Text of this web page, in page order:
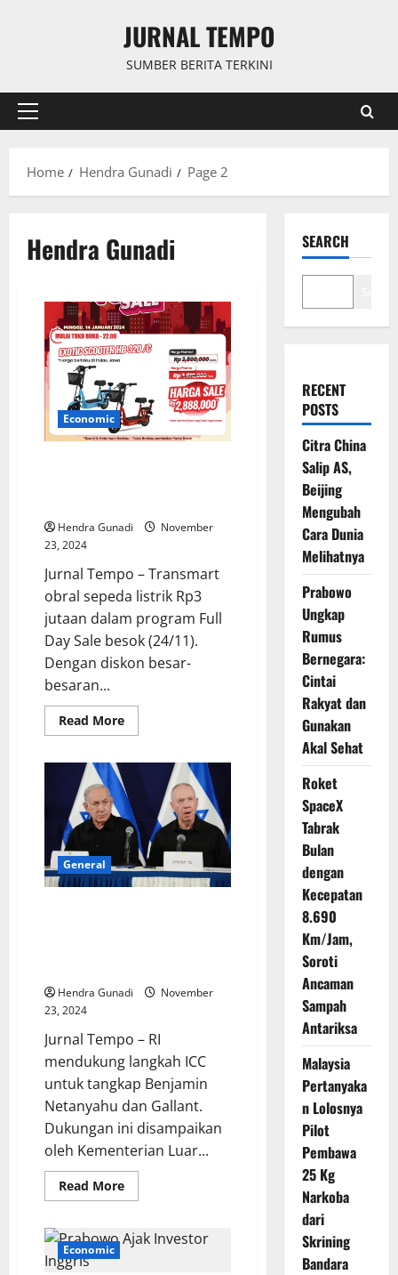
JURNAL TEMPO
SUMBER BERITA TERKINI
Primary
Home
Hendra Gunadi Page 2
Hendra Gunadi
Economic
Hendra Gunadi
November
23, 2024
Jurnal Tempo – Transmart
obral sepeda listrik Rp3
jutaan dalam program Full
Day Sale besok (24/11).
Dengan diskon besar-
besaran...
Read MoreRead
more
Sepeda
Listrik
Rp3
Jutaan,
Jangan
Sampai
Kehabisan!
General
Hendra Gunadi
November
23, 2024
Jurnal Tempo – RI
mendukung langkah ICC
untuk tangkap Benjamin
Netanyahu dan Gallant.
Dukungan ini disampaikan
oleh Kementerian Luar...
Read MoreRead
more
Mendukung
Langkah
Economic
SEARCH
RECENT
POSTS
Citra China
Salip AS,
Beijing
Mengubah
Cara Dunia
Melihatnya
Prabowo
Ungkap
Rumus
Bernegara:
Cintai
Rakyat dan
Gunakan
Akal Sehat
Roket
SpaceX
Tabrak
Bulan
dengan
Kecepatan
8.690
Km/Jam,
Soroti
Ancaman
Sampah
Antariksa
Malaysia
Pertanyaka
n Lolosnya
Pilot
Pembawa
25 Kg
Narkoba
dari
Skrining
Bandara